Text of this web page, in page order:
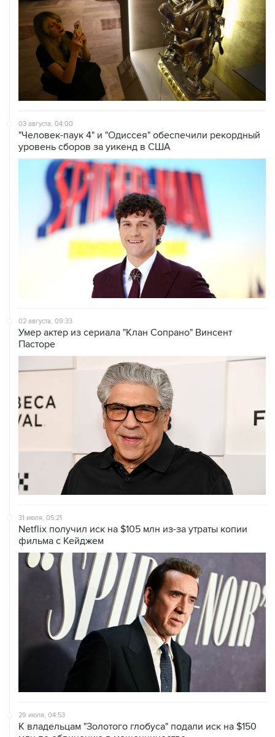
03 августа, 04:00
"Человек-паук 4" и "Одиссея" обеспечили рекордный
уровень сборов за уикенд в США
02 августа, 09:33
Умер актер из сериала "Клан Сопрано" Винсент
Пасторе
31 июля, 05:21
Netflix получил иск на $105 млн из-за утраты копии
фильма с Кейджем
29 июля, 04:53
К владельцам "Золотого глобуса" подали иск на $150